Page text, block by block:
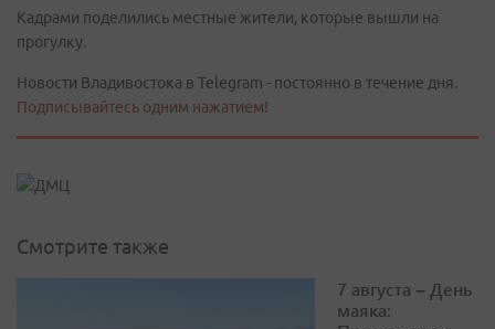
Кадрами поделились местные жители, которые вышли на
прогулку.
Новости Владивостока в Telegram - постоянно в течение дня.
Подписывайтесь одним нажатием!
Смотрите также
7 августа – День
маяка: